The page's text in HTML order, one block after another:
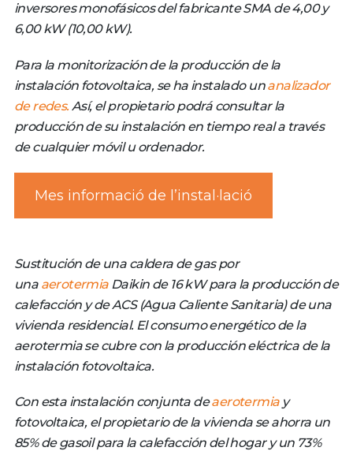
inversores monofásicos del fabricante SMA de 4,00 y
6,00 kW (10,00 kW).
Para la monitorización de la producción de la
instalación fotovoltaica, se ha instalado unanalizador
de redes. Así, el propietario podrá consultar la
producción de su instalación en tiempo real a través
de cualquier móvil u ordenador.
Mes informació de l’instal·lació
Sustitución de una caldera de gas por
una aerotermia Daikin de 16 kW para la producción de
calefacción y de ACS (Agua Caliente Sanitaria) de una
vivienda residencial. El consumo energético de la
aerotermia se cubre con la producción eléctrica de la
instalación fotovoltaica.
Con esta instalación conjunta deaerotermia y
fotovoltaica, el propietario de la vivienda se ahorra un
85% de gasoil para la calefacción del hogar y un 73%